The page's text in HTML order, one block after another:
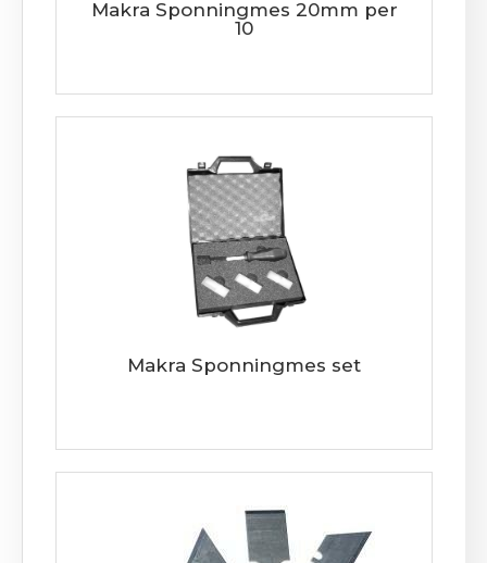
Makra Sponningmes 20mm per
10
Makra Sponningmes set